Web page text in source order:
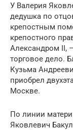
У Валерия
дедушка по
крепостным
крепостного
Александром II,
торговое дело.
Кузьма
приобрел
Москве.
По линии
Яковлевич